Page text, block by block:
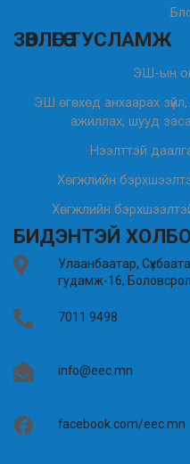
ЗӨВЛӨГӨӨ ТУСЛАМЖ
ЭШ-ын
ЭШ өгөхөд анхаарах
ажиллах, шууд
Нээлттэй
Хөгжлийн
Хөгжлийн
БИДЭНТЭЙ
Улаанбаатар,
гудамж-16,
7011 9498
info@eec.mn
facebook.com/eec.mn